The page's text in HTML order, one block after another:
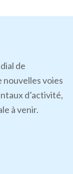
de
nouvelles voies
d’activité,
à venir.